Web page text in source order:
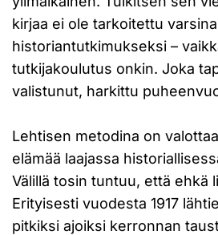
kirjaa ei ole tarkoitettu
historiantutkimukseksi –
tutkijakoulutus onkin. Joka
valistunut, harkittu
Lehtisen metodina on
elämää laajassa
Välillä tosin tuntuu, että ehkä
Erityisesti vuodesta 1917
pitkiksi ajoiksi kerronnan